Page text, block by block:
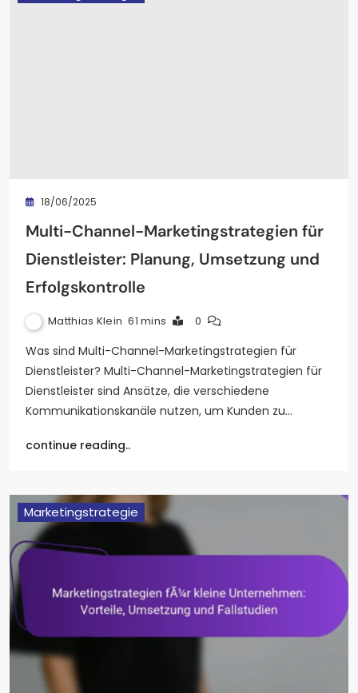
18/06/2025
Multi-Channel-Marketingstrategien für
Dienstleister: Planung, Umsetzung und
Erfolgskontrolle
Matthias Klein 61 mins 0
Was sind Multi-Channel-Marketingstrategien für
Dienstleister? Multi-Channel-Marketingstrategien für
Dienstleister sind Ansätze, die verschiedene
Kommunikationskanäle nutzen, um Kunden zu…
continue reading..
Marketingstrategie